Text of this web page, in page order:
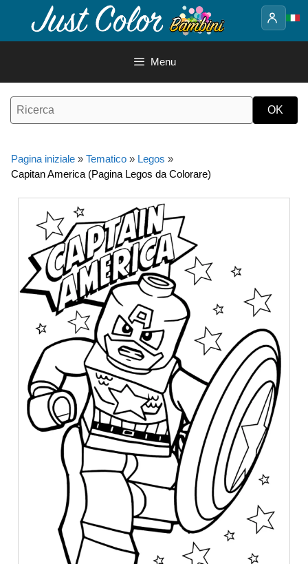
contenuto
Menu
Pagina iniziale » Tematico » Legos »
Capitan America (Pagina Legos da Colorare)